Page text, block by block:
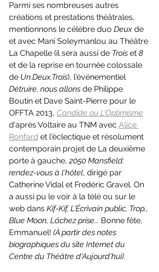
Parmi ses nombreuses autres
créations et prestations théâtrales,
mentionnons le célèbre duo Deux de
et avec Mani Soleymanlou au Théâtre
La Chapelle (il sera aussi de Trois et 8
et de la reprise en tournée colossale
de Un.Deux.Trois), l'événementiel
Détruire, nous allons de Philippe
Boutin et Dave Saint-Pierre pour le
OFFTA 2013, Candide ou L'Optimisme
d'après Voltaire au TNM avec Alice
Ronfard et l'éclectique et résolument
contemporain projet de La deuxième
porte à gauche, 2050 Mansfield:
rendez-vous à l'hôtel, dirigé par
Catherine Vidal et Fredéric Gravel. On
a aussi pu le voir à la télé ou sur le
web dans Kif-Kif, L'Écrivain public, Trop.,
Blue Moon, Lâchez prise... Bonne fête,
Emmanuel! (À partir des notes
biographiques du site Internet du
Centre du Théâtre d'Aujourd'hui).